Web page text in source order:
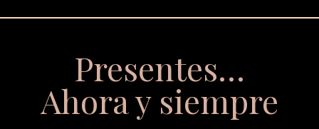
Presentes…
Ahora y siempre